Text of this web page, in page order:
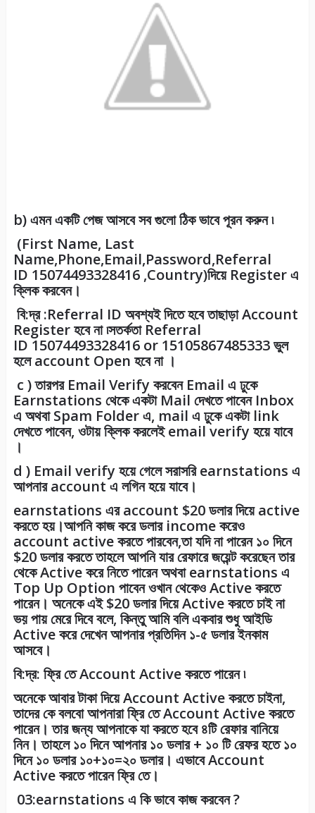
b) এমন একটি পেজ আসবে সব গুলো ঠিক ভাবে পূরন করুন ৷
(First Name, Last
Name,Phone,Email,Password,Referral
ID 15074493328416,Country)দিয়ে Register এ
ক্লিক করবেন।
বি:দ্র :Referral ID অবশ্যই দিতে হবে তাছাড়া Account
Register হবে না ৷সতর্কতা Referral
ID 15074493328416or 15105867485333ভুল
হলে account Open হবে না ।
c ) তারপর Email Verify করবেন Email এ ঢুকে
Earnstations থেকে একটা Mail দেখতে পাবেন Inbox
এ অথবা Spam Folder এ, mail এ ঢুকে একটা link
দেখতে পাবেন, ওটায় ক্লিক করলেই email verify হয়ে যাবে
।
d ) Email verify হয়ে গেলে সরাসরি earnstations এ
আপনার account এ লগিন হয়ে যাবে।
earnstations এর account $20 ডলার দিয়ে active
করতে হয়।আপনি কাজ করে ডলার income করেও
account active করতে পারবেন,তা যদি না পারেন ১০ দিনে
$20 ডলার করতে তাহলে আপনি যার রেফারে জয়েন্ট করেছেন তার
থেকে Active করে নিতে পারেন অথবা earnstations এ
Top Up Option পাবেন ওখান থেকেও Active করতে
পারেন। অনেকে এই $20 ডলার দিয়ে Active করতে চাই না
ভয় পায় মেরে দিবে বলে, কিন্তু আমি বলি একবার শুধু আইডি
Active করে দেখেন আপনার প্রতিদিন ১-৫ ডলার ইনকাম
আসবে।
বি:দ্র: ফ্রি তে Account Active করতে পারেন ৷
অনেকে আবার টাকা দিয়ে Account Active করতে চাইনা,
তাদের কে বলবো আপনারা ফ্রি তে Account Active করতে
পারেন। তার জন্য আপনাকে যা করতে হবে ৪টি রেফার বানিয়ে
নিন। তাহলে ১০ দিনে আপনার ১০ ডলার + ১০ টি রেফর হতে ১০
দিনে ১০ ডলার ১০+১০=২০ ডলার। এভাবে Account
Active করতে পারেন ফ্রি তে।
03:earnstations এ কি ভাবে কাজ করবেন ?